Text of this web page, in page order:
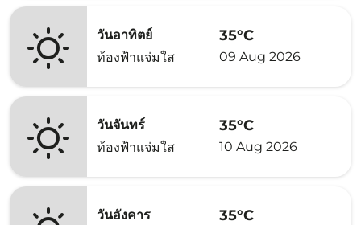
วันอาทิตย์
ท้องฟ้าแจ่มใส
35°C
09 Aug 2026
วันจันทร์
ท้องฟ้าแจ่มใส
35°C
10 Aug 2026
วันอังคาร
35°C